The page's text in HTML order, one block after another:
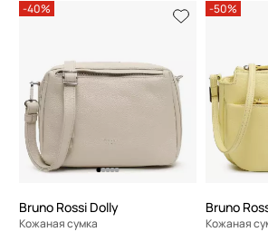
-40%
Bruno Rossi Dolly
Кожаная сумка
-50%
Bruno
Кожаная